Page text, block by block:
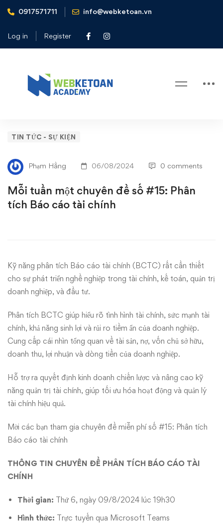
0917571711 info@webketoan.vn
Log in Register
Home
Tin tức - Sự kiện
chính
Mỗi
tuần
một
chuyên
#15:
Phân
tích
Báo
cáo
tài
chính
TIN TỨC - SỰ KIỆN
Phạm Hằng 06/08/2024 0 comments
Mỗi tuần một chuyên đề số #15: Phân
tích Báo cáo tài chính
Kỹ năng phân tích Báo cáo tài chính (BCTC) rất cần thiết
cho sự phát triển nghề nghiệp trong tài chính, kế toán, quản trị
doanh nghiệp, và đầu tư.
Phân tích BCTC giúp hiểu rõ tình hình tài chính, sức mạnh tài
chính, khả năng sinh lợi và rủi ro tiềm ẩn của doanh nghiệp.
Cung cấp cái nhìn tổng quan về tài sản, nợ, vốn chủ sở hữu,
doanh thu, lợi nhuận và dòng tiền của doanh nghiệp.
Hỗ trợ ra quyết định kinh doanh chiến lược và nâng cao kỹ
năng quản trị tài chính, giúp tối ưu hóa hoạt động và quản lý
tài chính hiệu quả.
Mời các bạn tham gia chuyên đề miễn phí số #15: Phân tích
Báo cáo tài chính
THÔNG TIN CHUYÊN ĐỀ PHÂN TÍCH BÁO CÁO TÀI
CHÍNH
Thời gian: Thứ 6, ngày 09/8/2024 lúc 19h30
Hình thức: Trực tuyến qua Microsoft Teams